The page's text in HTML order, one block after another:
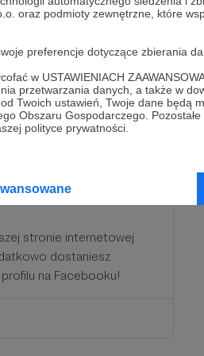
oraz podmioty zewnętrzne, które
preferencje dotyczące zbierania
w USTAWIENIACH
przetwarzania danych, a także w
Twoich ustawień, Twoje dane będą
Obszaru Gospodarczego.
polityce prywatności.
nie tylko poparcie dla
Dzięki takim osobom jak
stronie internetowej
dostaniesz
na Facebooku!